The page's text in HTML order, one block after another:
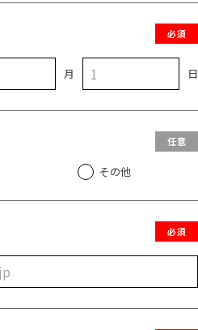
必須
月 日
任意
その他
必須